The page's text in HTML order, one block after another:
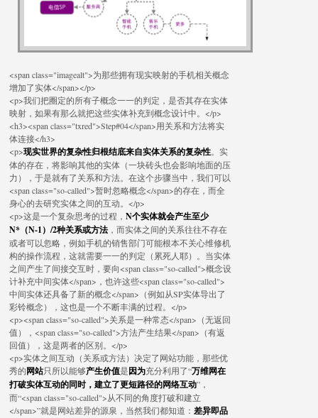
<span class="imagealt">为那些拥有现实映射的手机相关概念
增加了实体</span></p>
<p>我们把圈定的所有子概念一一的判定，是否其存在实体
映射，如果有那么就把这些实体补充到概念设计中。</p>
<h3><span class="txred">Step#04</span>用关系和方法将实
体连接</h3>
<p>现实世界的复杂性归根结底来自实体关系的复杂性。实
体的存在，将影响其他的实体（一块砖头也会影响地面的压
力），于是就有了关系和方法。在这个步骤当中，我们可以
<span class="so-called">暂时忽略概念</span>的存在，而全
身心的去研究实体之间的互动。</p>
<p>这是一个复杂思考的过程， N个实体就会产生至少
N*（N-1）/2种关系或方法 ，而实体之间的关系往往不存在
或者可以忽略，例如手机的销售部门可能根本不关心维修机
构的操作流程，这就需要一一的判定（累死人耶）。当实体
之间产生了间接交互时，要向<span class="so-called">概念设
计补充中间实体</span>，也许这些<span class="so-called">
中间实体还具备了新的概念</span>（例如从SP实体导出了
彩铃概念），这也是一个不断丰满的过程。</p>
<p><span class="so-called">关系是一种常态</span>（无返回
值），<span class="so-called">方法产生结果</span>（有返
回值），这是两者的区别。</p>
<p>实体之间互动（关系或方法）决定了网站功能，那些优
秀的网站只所以能够产生价值是因为充分利用了“万维网在
打破实体互动的同时，建立了更短路径的网络互动”，
而“<span class="so-called">从不同的角度打破和建立
</span>”就是网站差异的源泉，当然我们都知道： 差异即品